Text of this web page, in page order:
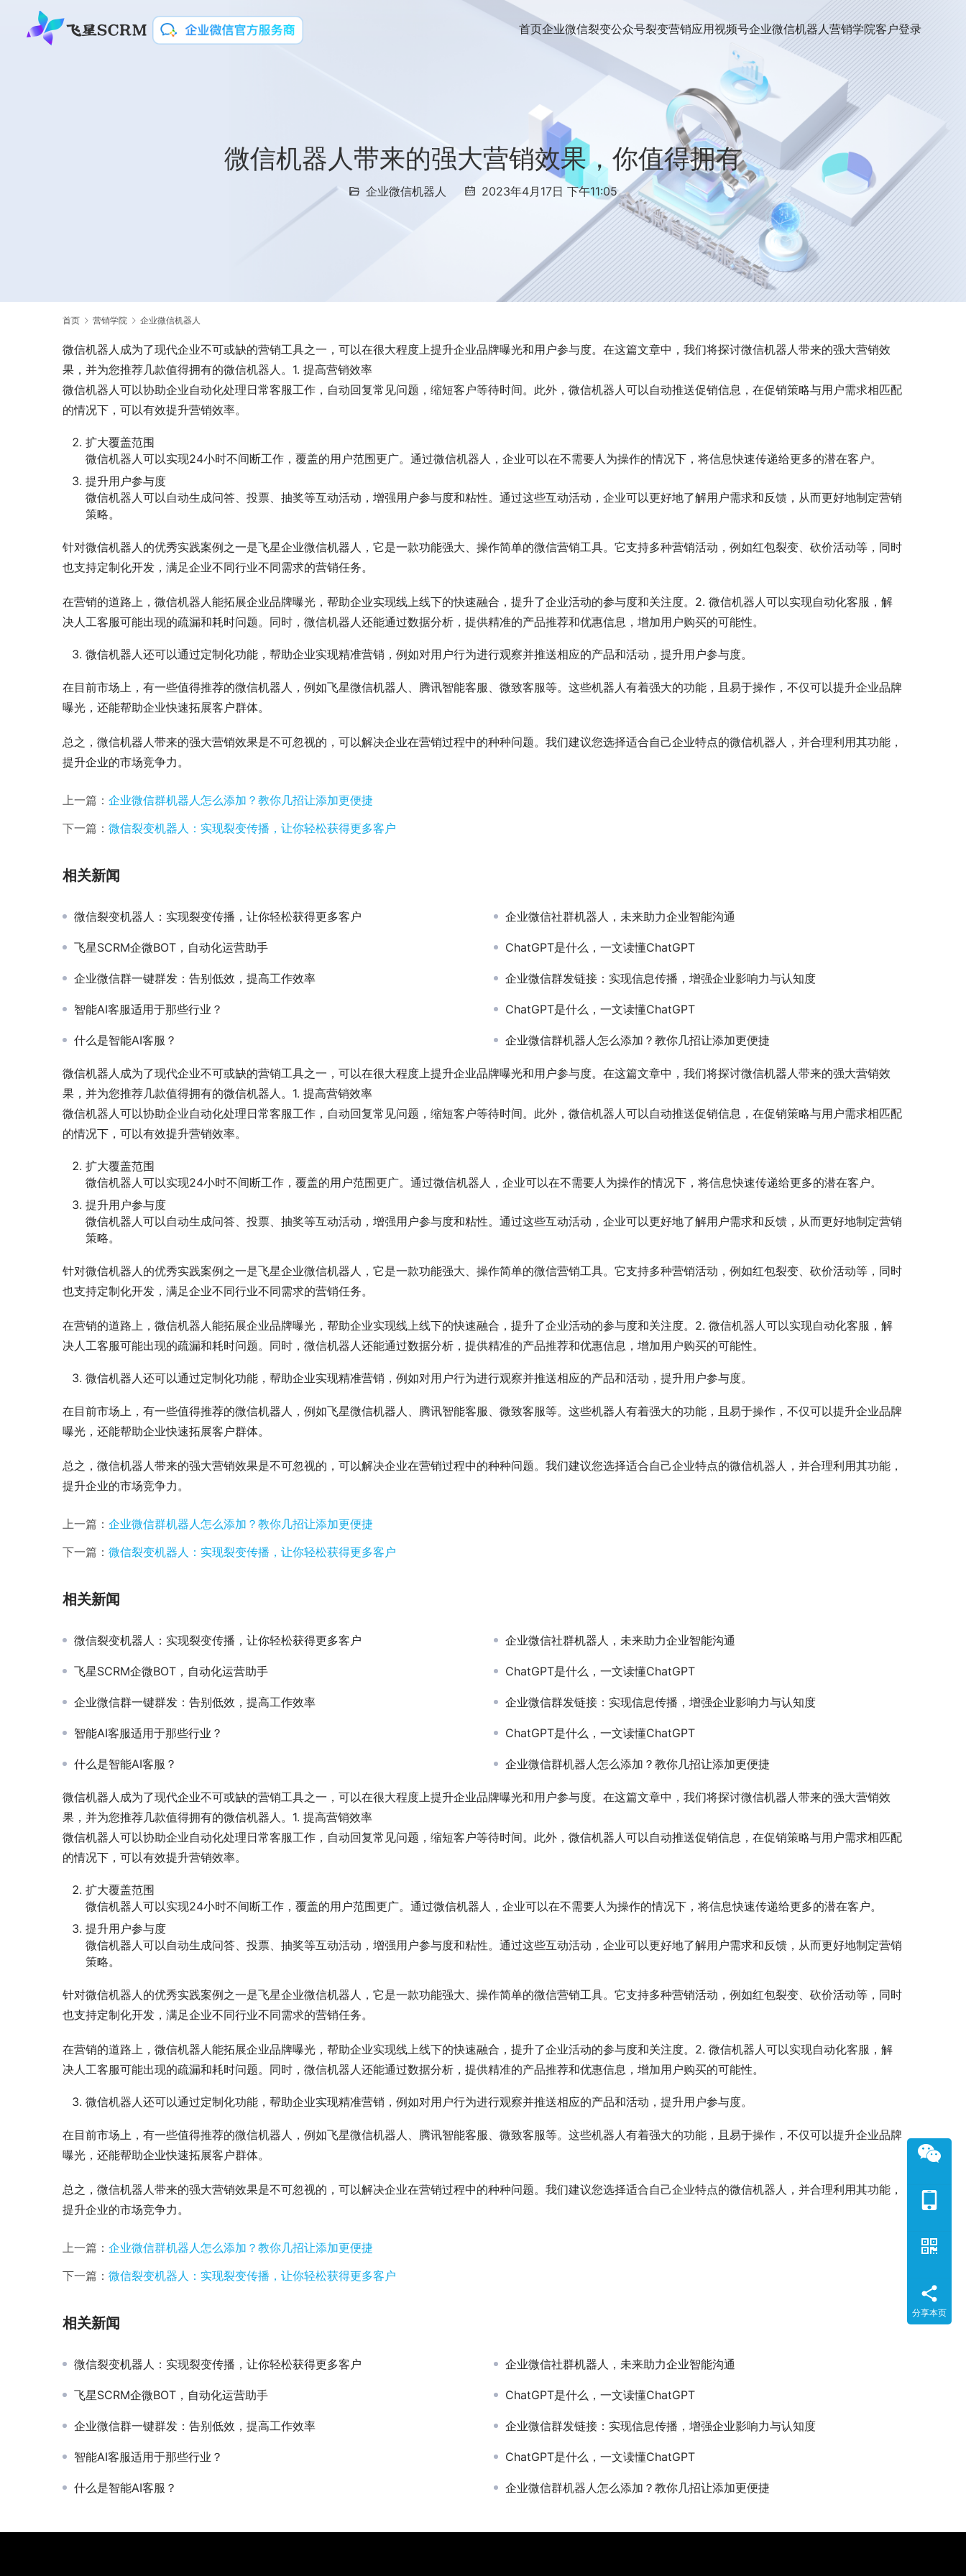
首页企业微信裂变公众号裂变营销应用视频号企业微信机器人营销学院客户登录
微信机器人带来的强大营销效果，你值得拥有
企业微信机器人 2023年4月17日 下午11:05
首页 营销学院 企业微信机器人
微信机器人成为了现代企业不可或缺的营销工具之一，可以在很大程度上提升企业品牌曝光和用户参与度。在这篇文章中，我们将探讨微信机器人带来的强大营销效
果，并为您推荐几款值得拥有的微信机器人。1. 提高营销效率
微信机器人可以协助企业自动化处理日常客服工作，自动回复常见问题，缩短客户等待时间。此外，微信机器人可以自动推送促销信息，在促销策略与用户需求相匹配
的情况下，可以有效提升营销效率。
扩大覆盖范围
微信机器人可以实现24小时不间断工作，覆盖的用户范围更广。通过微信机器人，企业可以在不需要人为操作的情况下，将信息快速传递给更多的潜在客户。
提升用户参与度
微信机器人可以自动生成问答、投票、抽奖等互动活动，增强用户参与度和粘性。通过这些互动活动，企业可以更好地了解用户需求和反馈，从而更好地制定营销
策略。
针对微信机器人的优秀实践案例之一是飞星企业微信机器人，它是一款功能强大、操作简单的微信营销工具。它支持多种营销活动，例如红包裂变、砍价活动等，同时
也支持定制化开发，满足企业不同行业不同需求的营销任务。
在营销的道路上，微信机器人能拓展企业品牌曝光，帮助企业实现线上线下的快速融合，提升了企业活动的参与度和关注度。2. 微信机器人可以实现自动化客服，解
决人工客服可能出现的疏漏和耗时问题。同时，微信机器人还能通过数据分析，提供精准的产品推荐和优惠信息，增加用户购买的可能性。
微信机器人还可以通过定制化功能，帮助企业实现精准营销，例如对用户行为进行观察并推送相应的产品和活动，提升用户参与度。
在目前市场上，有一些值得推荐的微信机器人，例如飞星微信机器人、腾讯智能客服、微致客服等。这些机器人有着强大的功能，且易于操作，不仅可以提升企业品牌
曝光，还能帮助企业快速拓展客户群体。
总之，微信机器人带来的强大营销效果是不可忽视的，可以解决企业在营销过程中的种种问题。我们建议您选择适合自己企业特点的微信机器人，并合理利用其功能，
提升企业的市场竞争力。
上一篇： 企业微信群机器人怎么添加？教你几招让添加更便捷
下一篇： 微信裂变机器人：实现裂变传播，让你轻松获得更多客户
相关新闻
微信裂变机器人：实现裂变传播，让你轻松获得更多客户 企业微信社群机器人，未来助力企业智能沟通
飞星SCRM企微BOT，自动化运营助手 ChatGPT是什么，一文读懂ChatGPT
企业微信群一键群发：告别低效，提高工作效率 企业微信群发链接：实现信息传播，增强企业影响力与认知度
智能AI客服适用于那些行业？ ChatGPT是什么，一文读懂ChatGPT
什么是智能AI客服？ 企业微信群机器人怎么添加？教你几招让添加更便捷
微信机器人成为了现代企业不可或缺的营销工具之一，可以在很大程度上提升企业品牌曝光和用户参与度。在这篇文章中，我们将探讨微信机器人带来的强大营销效
果，并为您推荐几款值得拥有的微信机器人。1. 提高营销效率
微信机器人可以协助企业自动化处理日常客服工作，自动回复常见问题，缩短客户等待时间。此外，微信机器人可以自动推送促销信息，在促销策略与用户需求相匹配
的情况下，可以有效提升营销效率。
扩大覆盖范围
微信机器人可以实现24小时不间断工作，覆盖的用户范围更广。通过微信机器人，企业可以在不需要人为操作的情况下，将信息快速传递给更多的潜在客户。
提升用户参与度
微信机器人可以自动生成问答、投票、抽奖等互动活动，增强用户参与度和粘性。通过这些互动活动，企业可以更好地了解用户需求和反馈，从而更好地制定营销
策略。
针对微信机器人的优秀实践案例之一是飞星企业微信机器人，它是一款功能强大、操作简单的微信营销工具。它支持多种营销活动，例如红包裂变、砍价活动等，同时
也支持定制化开发，满足企业不同行业不同需求的营销任务。
在营销的道路上，微信机器人能拓展企业品牌曝光，帮助企业实现线上线下的快速融合，提升了企业活动的参与度和关注度。2. 微信机器人可以实现自动化客服，解
决人工客服可能出现的疏漏和耗时问题。同时，微信机器人还能通过数据分析，提供精准的产品推荐和优惠信息，增加用户购买的可能性。
微信机器人还可以通过定制化功能，帮助企业实现精准营销，例如对用户行为进行观察并推送相应的产品和活动，提升用户参与度。
在目前市场上，有一些值得推荐的微信机器人，例如飞星微信机器人、腾讯智能客服、微致客服等。这些机器人有着强大的功能，且易于操作，不仅可以提升企业品牌
曝光，还能帮助企业快速拓展客户群体。
总之，微信机器人带来的强大营销效果是不可忽视的，可以解决企业在营销过程中的种种问题。我们建议您选择适合自己企业特点的微信机器人，并合理利用其功能，
提升企业的市场竞争力。
上一篇： 企业微信群机器人怎么添加？教你几招让添加更便捷
下一篇： 微信裂变机器人：实现裂变传播，让你轻松获得更多客户
相关新闻
微信裂变机器人：实现裂变传播，让你轻松获得更多客户 企业微信社群机器人，未来助力企业智能沟通
飞星SCRM企微BOT，自动化运营助手 ChatGPT是什么，一文读懂ChatGPT
企业微信群一键群发：告别低效，提高工作效率 企业微信群发链接：实现信息传播，增强企业影响力与认知度
智能AI客服适用于那些行业？ ChatGPT是什么，一文读懂ChatGPT
什么是智能AI客服？ 企业微信群机器人怎么添加？教你几招让添加更便捷
微信机器人成为了现代企业不可或缺的营销工具之一，可以在很大程度上提升企业品牌曝光和用户参与度。在这篇文章中，我们将探讨微信机器人带来的强大营销效
果，并为您推荐几款值得拥有的微信机器人。1. 提高营销效率
微信机器人可以协助企业自动化处理日常客服工作，自动回复常见问题，缩短客户等待时间。此外，微信机器人可以自动推送促销信息，在促销策略与用户需求相匹配
的情况下，可以有效提升营销效率。
扩大覆盖范围
微信机器人可以实现24小时不间断工作，覆盖的用户范围更广。通过微信机器人，企业可以在不需要人为操作的情况下，将信息快速传递给更多的潜在客户。
提升用户参与度
微信机器人可以自动生成问答、投票、抽奖等互动活动，增强用户参与度和粘性。通过这些互动活动，企业可以更好地了解用户需求和反馈，从而更好地制定营销
策略。
针对微信机器人的优秀实践案例之一是飞星企业微信机器人，它是一款功能强大、操作简单的微信营销工具。它支持多种营销活动，例如红包裂变、砍价活动等，同时
也支持定制化开发，满足企业不同行业不同需求的营销任务。
在营销的道路上，微信机器人能拓展企业品牌曝光，帮助企业实现线上线下的快速融合，提升了企业活动的参与度和关注度。2. 微信机器人可以实现自动化客服，解
决人工客服可能出现的疏漏和耗时问题。同时，微信机器人还能通过数据分析，提供精准的产品推荐和优惠信息，增加用户购买的可能性。
微信机器人还可以通过定制化功能，帮助企业实现精准营销，例如对用户行为进行观察并推送相应的产品和活动，提升用户参与度。
在目前市场上，有一些值得推荐的微信机器人，例如飞星微信机器人、腾讯智能客服、微致客服等。这些机器人有着强大的功能，且易于操作，不仅可以提升企业品牌
曝光，还能帮助企业快速拓展客户群体。
总之，微信机器人带来的强大营销效果是不可忽视的，可以解决企业在营销过程中的种种问题。我们建议您选择适合自己企业特点的微信机器人，并合理利用其功能，
提升企业的市场竞争力。
上一篇： 企业微信群机器人怎么添加？教你几招让添加更便捷
下一篇： 微信裂变机器人：实现裂变传播，让你轻松获得更多客户
相关新闻
微信裂变机器人：实现裂变传播，让你轻松获得更多客户 企业微信社群机器人，未来助力企业智能沟通
飞星SCRM企微BOT，自动化运营助手 ChatGPT是什么，一文读懂ChatGPT
企业微信群一键群发：告别低效，提高工作效率 企业微信群发链接：实现信息传播，增强企业影响力与认知度
智能AI客服适用于那些行业？ ChatGPT是什么，一文读懂ChatGPT
什么是智能AI客服？ 企业微信群机器人怎么添加？教你几招让添加更便捷
分享本页